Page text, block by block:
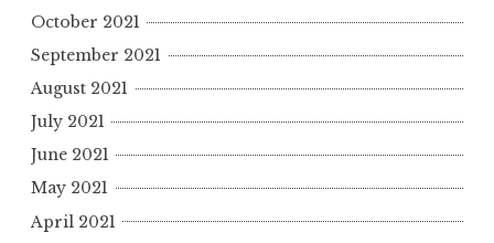
October 2021
September 2021
August 2021
July 2021
June 2021
May 2021
April 2021